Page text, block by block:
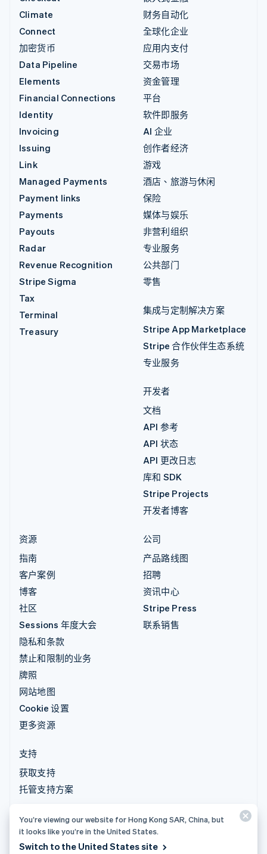
Climate
Connect
加密货币
Data Pipeline
Elements
Financial Connections
Identity
Invoicing
Issuing
Link
Managed Payments
Payment links
Payments
Payouts
Radar
Revenue Recognition
Stripe Sigma
Tax
Terminal
Treasury
财务自动化
全球化企业
应用内支付
交易市场
资金管理
平台
软件即服务
AI 企业
创作者经济
游戏
酒店、旅游与休闲
保险
媒体与娱乐
非营利组织
专业服务
公共部门
零售
集成与定制解决方案
Stripe App Marketplace
Stripe 合作伙伴生态系统
专业服务
开发者
文档
API 参考
API 状态
API 更改日志
库和 SDK
Stripe Projects
开发者博客
资源
指南
客户案例
博客
社区
Sessions 年度大会
隐私和条款
禁止和限制的业务
牌照
网站地图
Cookie 设置
更多资源
公司
产品路线图
招聘
资讯中心
Stripe Press
联系销售
支持
获取支持
托管支持方案
© 2026 Stripe, LLC
You’re viewing our website for Hong Kong SAR, China, but
it looks like you’re in the United States.
Switch to the United States site